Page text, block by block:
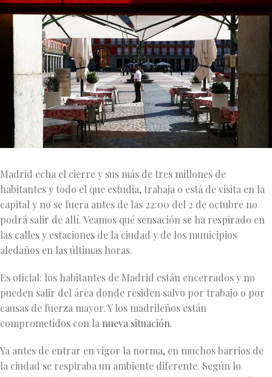
Madrid echa el cierre y sus más de tres millones de
habitantes y todo el que estudia, trabaja o está de visita en la
capital y no se fuera antes de las 22:00 del 2 de octubre no
podrá salir de allí. Veamos qué sensación se ha respirado en
las calles y estaciones de la ciudad y de los municipios
aledaños en las últimas horas.
Es oficial: los habitantes de Madrid están encerrados y no
pueden salir del área donde residen salvo por trabajo o por
causas de fuerza mayor. Y los madrileños están
comprometidos con la nueva situación.
Ya antes de entrar en vigor la norma, en muchos barrios de
la ciudad se respiraba un ambiente diferente. Según lo